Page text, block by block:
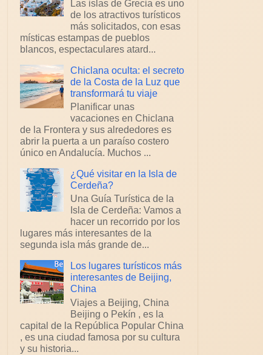
Las islas de Grecia es uno
de los atractivos turísticos
más solicitados, con esas
místicas estampas de pueblos
blancos, espectaculares atard...
Chiclana oculta: el secreto
de la Costa de la Luz que
transformará tu viaje
Planificar unas
vacaciones en Chiclana
de la Frontera y sus alrededores es
abrir la puerta a un paraíso costero
único en Andalucía. Muchos ...
¿Qué visitar en la Isla de
Cerdeña?
Una Guía Turística de la
Isla de Cerdeña: Vamos a
hacer un recorrido por los
lugares más interesantes de la
segunda isla más grande de...
Los lugares turísticos más
interesantes de Beijing,
China
Viajes a Beijing, China
Beijing o Pekín , es la
capital de la República Popular China
, es una ciudad famosa por su cultura
y su historia...